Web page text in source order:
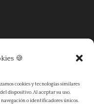
🍪
cookies y tecnologías similares
dispositivo. Al aceptar su uso,
o identificadores únicos.